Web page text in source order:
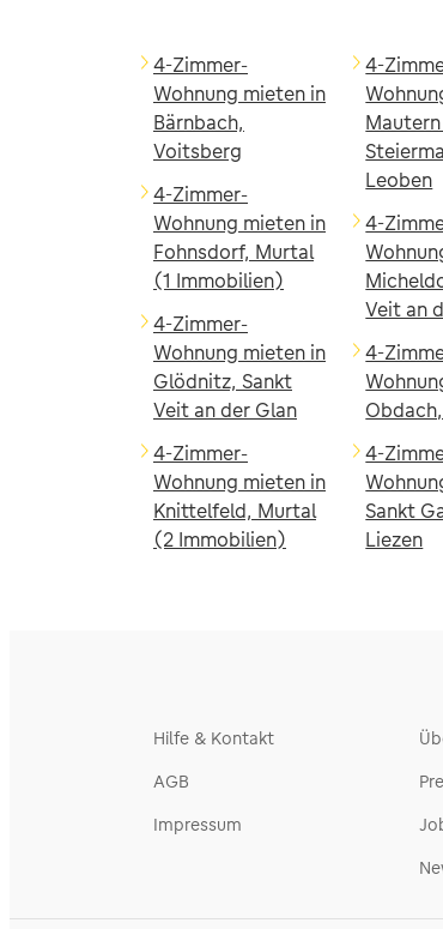
4-Zimmer-
Wohnung mieten in
Bärnbach,
Voitsberg
4-Zimmer-
Wohnung mieten in
Fohnsdorf, Murtal
(1 Immobilien)
4-Zimmer-
Wohnung mieten in
Glödnitz, Sankt
Veit an der Glan
4-Zimmer-
Wohnung mieten in
Knittelfeld, Murtal
(2 Immobilien)
4-
Leoben
4-
Veit an
4-
4-
Sankt
Liezen
Hilfe & Kontakt
AGB
Impressum